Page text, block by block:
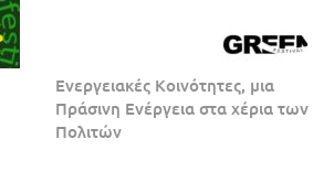
Ενεργειακές Κοινότητες, μια
Πράσινη Ενέργεια στα χέρια των
Πολιτών